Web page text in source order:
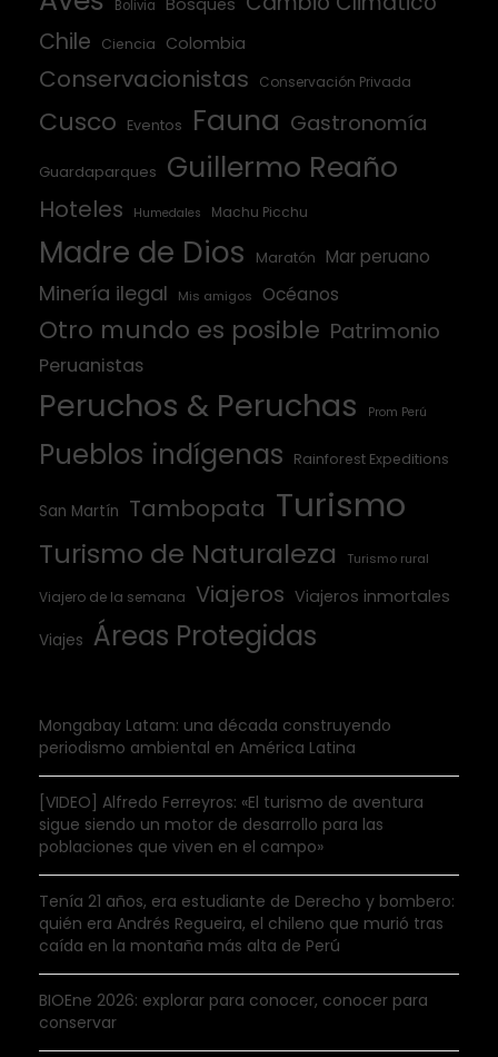
Bolivia Bosques
Chile
Ciencia Colombia
Conservacionistas Conservación Privada
Cusco Eventos Fauna Gastronomía
Guardaparques Guillermo Reaño
Hoteles Humedales Machu Picchu
Madre de Dios Maratón Mar peruano
Minería ilegal Mis amigos Océanos
Otro mundo es posible Patrimonio
Peruanistas
Peruchos & Peruchas Prom Perú
Pueblos indígenas Rainforest Expeditions
San Martín Tambopata Turismo
Turismo de Naturaleza Turismo rural
Viajero de la semana Viajeros Viajeros inmortales
Viajes Áreas Protegidas
Mongabay Latam: una década construyendo
periodismo ambiental en América Latina
[VIDEO] Alfredo Ferreyros: «El turismo de aventura
sigue siendo un motor de desarrollo para las
poblaciones que viven en el campo»
Tenía 21 años, era estudiante de Derecho y bombero:
quién era Andrés Regueira, el chileno que murió tras
caída en la montaña más alta de Perú
BIOEne 2026: explorar para conocer, conocer para
conservar